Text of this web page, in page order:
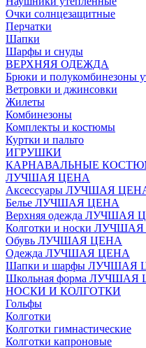
Очки солнцезащитные
Перчатки
Шапки
Шарфы и снуды
ВЕРХНЯЯ ОДЕЖДА
Брюки и полукомбинезоны
Ветровки и джинсовки
Жилеты
Комбинезоны
Комплекты и костюмы
Куртки и пальто
ИГРУШКИ
КАРНАВАЛЬНЫЕ
ЛУЧШАЯ ЦЕНА
Аксессуары ЛУЧШАЯ
Белье ЛУЧШАЯ ЦЕНА
Верхняя одежда ЛУЧШАЯ
Колготки и носки
Обувь ЛУЧШАЯ ЦЕНА
Одежда ЛУЧШАЯ ЦЕНА
Шапки и шарфы ЛУЧШАЯ
Школьная форма ЛУЧШАЯ
НОСКИ И КОЛГОТКИ
Гольфы
Колготки
Колготки гимнастические
Колготки капроновые